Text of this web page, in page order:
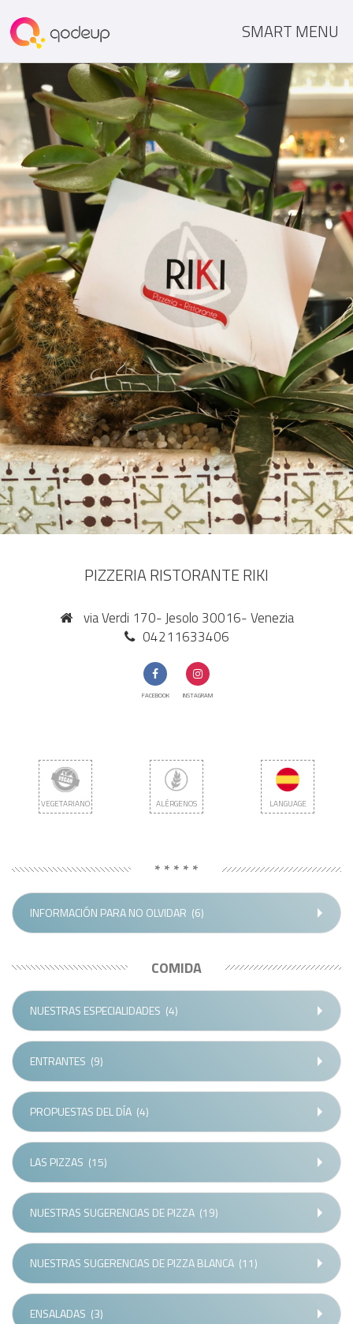
SMART MENU
PIZZERIA RISTORANTE RIKI
via Verdi 170- Jesolo 30016- Venezia
04211633406
FACEBOOK INSTAGRAM
VEGETARIANO ALÉRGENOS LANGUAGE
* * * * *
INFORMACIÓN PARA NO OLVIDAR (6)
COMIDA
NUESTRAS ESPECIALIDADES (4)
ENTRANTES (9)
PROPUESTAS DEL DÍA (4)
LAS PIZZAS (15)
NUESTRAS SUGERENCIAS DE PIZZA (19)
NUESTRAS SUGERENCIAS DE PIZZA BLANCA (11)
ENSALADAS (3)